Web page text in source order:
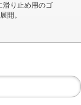
り止め用のゴ
開。